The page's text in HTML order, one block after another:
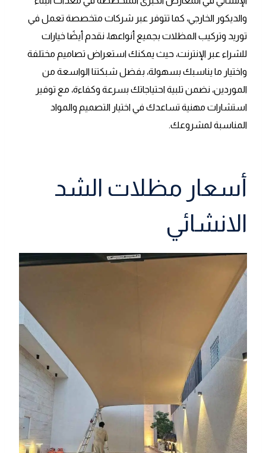
والديكور الخارجي، كما تتوفر عبر شركات متخصصة تعمل في
توريد وتركيب المظلات بجميع أنواعها، نقدم أيضًا خيارات
للشراء عبر الإنترنت، حيث يمكنك استعراض تصاميم مختلفة
واختيار ما يناسبك بسهولة، بفضل شبكتنا الواسعة من
الموردين، نضمن تلبية احتياجاتك بسرعة وكفاءة، مع توفير
استشارات مهنية تساعدك في اختيار التصميم والمواد
المناسبة لمشروعك.
أسعار مظلات الشد
الانشائي